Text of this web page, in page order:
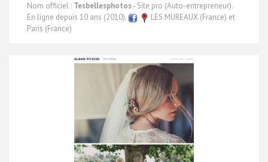
Nom officiel : Tesbellesphotos- Site pro (Auto-entrepreneur).
En ligne depuis 10 ans (2010).
LES MUREAUX (France) et
Paris (France)